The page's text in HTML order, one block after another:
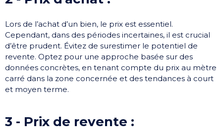
Lors de l’achat d’un bien, le prix est essentiel.
Cependant, dans des périodes incertaines, il est crucial
d’être prudent. Évitez de surestimer le potentiel de
revente. Optez pour une approche basée sur des
données concrètes, en tenant compte du prix au mètre
carré dans la zone concernée et des tendances à court
et moyen terme.
3 - Prix de revente : ​